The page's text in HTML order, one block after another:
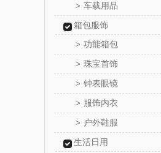
> 车载用品
箱包服饰
> 功能箱包
> 珠宝首饰
> 钟表眼镜
> 服饰内衣
> 户外鞋服
生活日用